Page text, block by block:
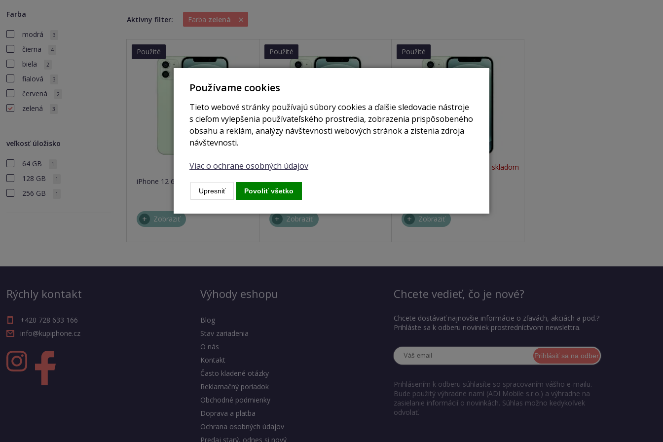
Farba
modrá 3
čierna 4
biela 2
fialová 3
červená 2
zelená 3
veľkosť úložisko
64 GB 1
128 GB 1
256 GB 1
Aktívny filter: Farba zelená ×
Použité
nie je skladom
iPhone 12 64GB green
Zobraziť
Použité
iPhone 12 256GB green
Zobraziť
Použité
nie je skladom
Zobraziť
Rýchly kontakt
+420 728 633 166
info@kupiphone.cz
Výhody eshopu
Blog
Stav zariadenia
O nás
Kontakt
Často kladené otázky
Reklamačný poriadok
Obchodné podmienky
Doprava a platba
Ochrana osobných údajov
Predaj starý, odnes si nový
Chcete vedieť, čo je nové?
Chcete dostávať najnovšie informácie o zľavách, akciách a pod.?
Prihláste sa k odberu noviniek prostredníctvom newslettra.
Prihlásiť sa na odber
Prihlásením k odberu súhlasíte so spracovaním vášho e-mailu.
Bude použitý výhradne nami (ADI Mobile s.r.o.) a výhradne na
zasielanie informácií o novinkách. Súhlas možno kedykoľvek
odvolať.
Používame cookies
Tieto webové stránky používajú súbory cookies a ďalšie sledovacie nástroje
s cieľom vylepšenia používateľského prostredia, zobrazenia prispôsobeného
obsahu a reklám, analýzy návštevnosti webových stránok a zistenia zdroja
návštevnosti.
Viac o ochrane osobných údajov
Upresniť Povoliť všetko